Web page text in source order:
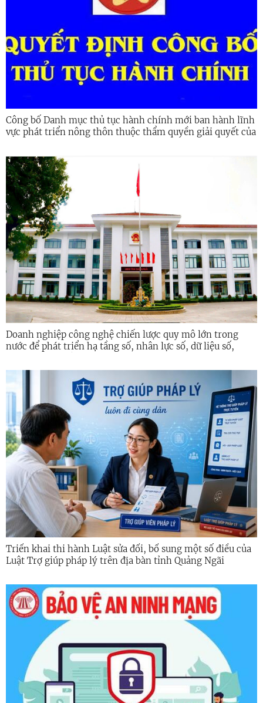
Công bố Danh mục thủ tục hành chính mới ban hành lĩnh
vực phát triển nông thôn thuộc thẩm quyền giải quyết của
Doanh nghiệp công nghệ chiến lược quy mô lớn trong
nước để phát triển hạ tầng số, nhân lực số, dữ liệu số,
2030 trên địa bàn tỉnh Quảng Ngãi
Triển khai thi hành Luật sửa đổi, bổ sung một số điều của
Luật Trợ giúp pháp lý trên địa bàn tỉnh Quảng Ngãi